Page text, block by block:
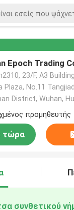
Epoch Trading
23/F, A3
Plaza, No.11
District, Wuhan,
προμηθευτής
τώρα
συνθετικού